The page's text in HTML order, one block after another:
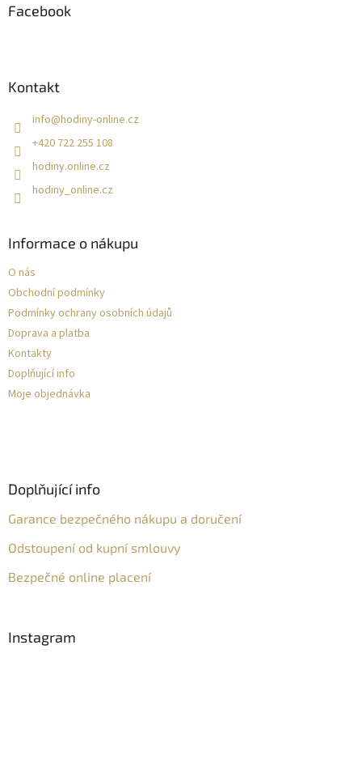
Facebook
Kontakt
info@hodiny-online.cz
+420 722 255 108
hodiny.online.cz
hodiny_online.cz
Informace o nákupu
O nás
Obchodní podmínky
Podmínky ochrany osobních údajů
Doprava a platba
Kontakty
Doplňující info
Moje objednávka
Doplňující info
Garance bezpečného nákupu a doručení
Odstoupení od kupní smlouvy
Bezpečné online placení
Instagram